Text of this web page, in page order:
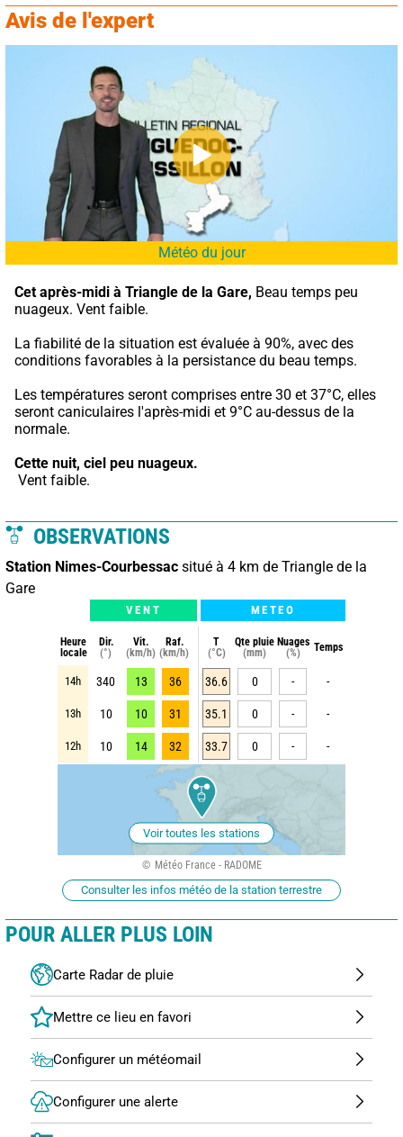
Avis de l'expert
Météo du jour
Cet après-midi à Triangle de la Gare, Beau temps peu
nuageux. Vent faible.
La fiabilité de la situation est évaluée à 90%, avec des
conditions favorables à la persistance du beau temps.
Les températures seront comprises entre 30 et 37°C, elles
seront caniculaires l'après-midi et 9°C au-dessus de la
normale.
Cette nuit, ciel peu nuageux.
Vent faible.
OBSERVATIONS
Station Nimes-Courbessac situé à 4 km de Triangle de la
Gare
VENT METEO
Heure
locale
Dir.
(°)
Vit.
(km/h)
Raf.
(km/h)
T
(°C)
Qte pluie
(mm)
Nuages
(%)
Temps
14h 340 13 36 36.6 0 - -
13h 10 10 31 35.1 0 - -
12h 10 14 32 33.7 0 - -
Voir toutes les stations
Météo France - RADOME
Consulter les infos météo de la station terrestre
POUR ALLER PLUS LOIN
Carte Radar de pluie
Configurer un météomail
Configurer une alerte